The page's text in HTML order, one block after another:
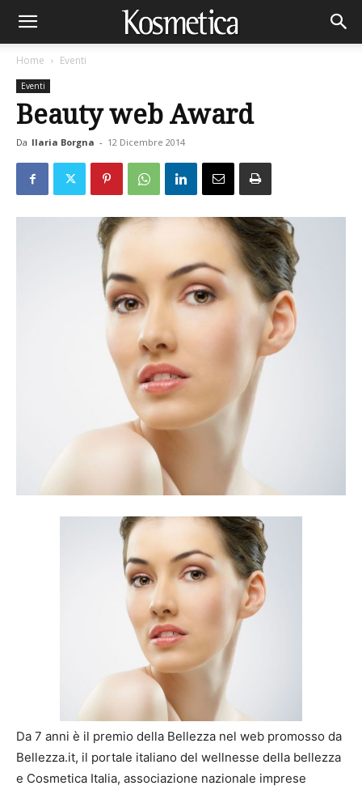
Home Eventi
Eventi
Beauty web Award
Da Ilaria Borgna - 12 Dicembre 2014
Da 7 anni è il premio della Bellezza nel web promosso da
Bellezza.it, il portale italiano del wellnesse della bellezza
e Cosmetica Italia, associazione nazionale imprese